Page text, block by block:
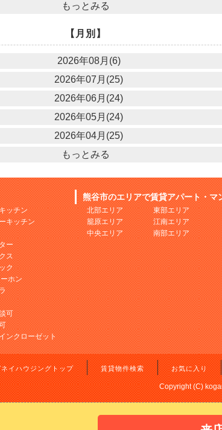
もっとみる
【月別】
2026年08月(6)
2026年07月(25)
2026年06月(24)
2026年05月(24)
2026年04月(25)
もっとみる
ッチン
キッチン
ー
ス
ク
ホン
可
ンクローゼット
熊谷市のエリアで賃貸アパート・マ
北部エリア
籠原エリア
中央エリア
東部エリア
江南エリア
南部エリア
イハウジングトップ 賃貸物件検索 お気に入り
Copyright (C)